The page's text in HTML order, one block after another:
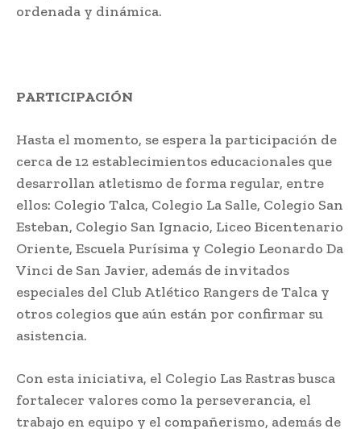
ordenada y dinámica.
PARTICIPACIÓN
Hasta el momento, se espera la participación de
cerca de 12 establecimientos educacionales que
desarrollan atletismo de forma regular, entre
ellos: Colegio Talca, Colegio La Salle, Colegio San
Esteban, Colegio San Ignacio, Liceo Bicentenario
Oriente, Escuela Purísima y Colegio Leonardo Da
Vinci de San Javier, además de invitados
especiales del Club Atlético Rangers de Talca y
otros colegios que aún están por confirmar su
asistencia.
Con esta iniciativa, el Colegio Las Rastras busca
fortalecer valores como la perseverancia, el
trabajo en equipo y el compañerismo, además de